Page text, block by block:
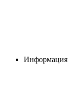
Информация